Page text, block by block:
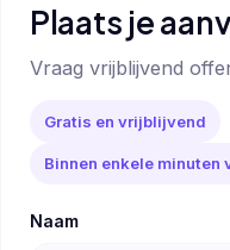
Plaats je
Vraag vrijblijvend
Gratis en vrijblijvend
Binnen enkele minuten
Naam